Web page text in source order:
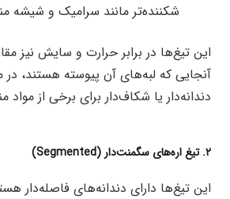
شکننده‌تر مانند سرامیک و شیشه
این تیغ‌ها در برابر حرارت و سایش نیز
آنجایی که لبه‌های آن پیوسته هستند، در
دندانه‌دار یا شکاف‌دار برای برخی از
۲. تیغ اره‌های سگمنت‌دار (Segmented)
این تیغ‌ها دارای دندانه‌های فاصله‌دار